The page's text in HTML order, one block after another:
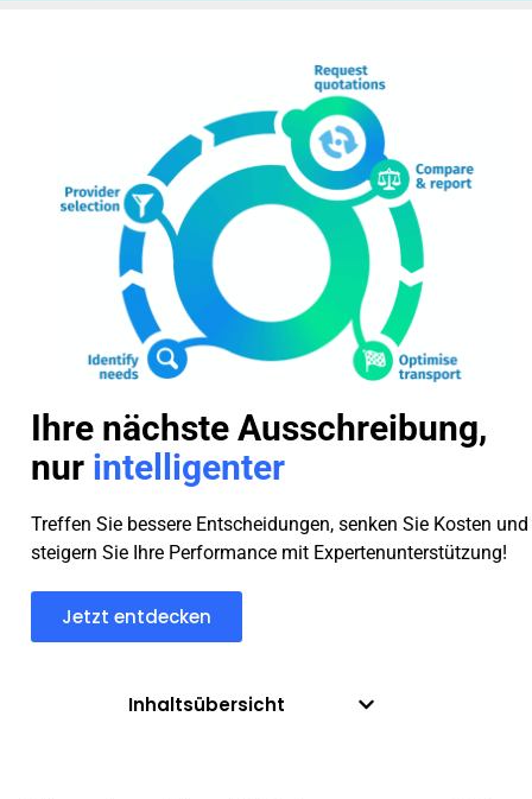
Ihre nächste Ausschreibung,
nur intelligenter
Treffen Sie bessere Entscheidungen, senken Sie Kosten und
steigern Sie Ihre Performance mit Expertenunterstützung!
Jetzt entdecken
Inhaltsübersicht